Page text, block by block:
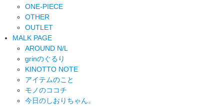
ONE-PIECE
OTHER
OUTLET
MALK PAGE
AROUND N/L
grinのぐるり
KINOTTO NOTE
アイテムのこと
モノのココチ
今日のしおりちゃん。